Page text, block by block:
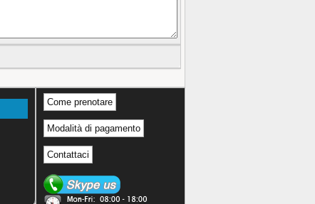
Come prenotare
Modalità di pagamento
Contattaci